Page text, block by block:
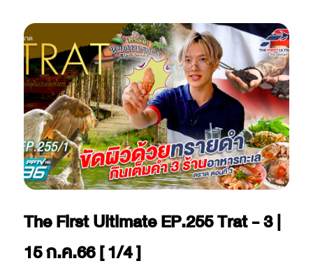
The First Ultimate EP.255 Trat - 3 |
15 ก.ค.66 [ 1/4 ]